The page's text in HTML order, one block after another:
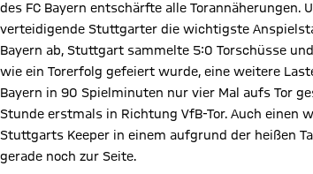
des FC Bayern entschärfte alle
verteidigende Stuttgarter die wichtigste
Bayern ab, Stuttgart sammelte 5:0 Torschüsse
wie ein Torerfolg gefeiert wurde, eine weitere
Bayern in 90 Spielminuten nur vier Mal aufs Tor
Stunde erstmals in Richtung VfB-Tor. Auch einen
Stuttgarts Keeper in einem aufgrund der heißen
gerade noch zur Seite.